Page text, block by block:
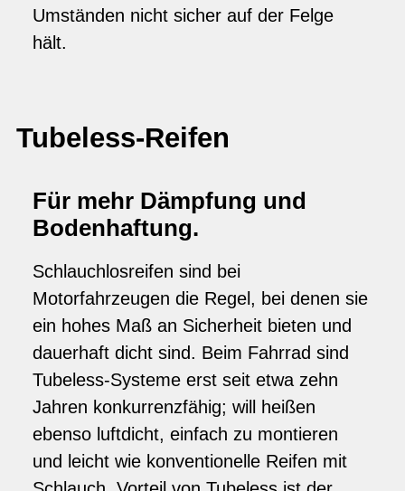
Umständen nicht sicher auf der Felge
hält.
Tubeless-Reifen
Für mehr Dämpfung und
Bodenhaftung.
Schlauchlosreifen sind bei
Motorfahrzeugen die Regel, bei denen sie
ein hohes Maß an Sicherheit bieten und
dauerhaft dicht sind. Beim Fahrrad sind
Tubeless-Systeme erst seit etwa zehn
Jahren konkurrenzfähig; will heißen
ebenso luftdicht, einfach zu montieren
und leicht wie konventionelle Reifen mit